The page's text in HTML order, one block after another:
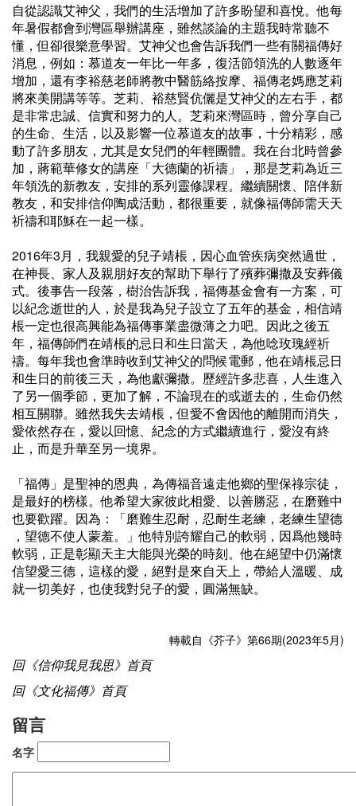
自從認識艾神父，我們的生活增加了許多盼望和喜悅。他每
年暑假都會到灣區舉辦講座，雖然談論的主題我時常聽不
懂，但卻很樂意學習。艾神父也會告訴我們一些有關福傳好
消息，例如：慕道友一年比一年多，復活節領洗的人數逐年
增加，還有李裕慈老師將教中醫筋絡按摩、福傳老媽應芝莉
將來美開講等等。芝莉、裕慈賢伉儷是艾神父的左右手，都
是非常忠誠、信實和努力的人。芝莉來灣區時，曾分享自己
的生命、生活，以及影響一位慕道友的故事，十分精彩，感
動了許多朋友，尤其是女兒們的年輕團體。我在台北時曾參
加，蔣範華修女的講座「大德蘭的祈禱」，那是芝莉為近三
年領洗的新教友，安排的系列靈修課程。繼續關懷、陪伴新
教友，和安排信仰陶成活動，都很重要，就像福傳師需天天
祈禱和耶穌在一起一樣。
2016年3月，我親愛的兒子靖棖，因心血管疾病突然過世，
在神長、家人及親朋好友的幫助下舉行了殯葬彌撒及安葬儀
式。後事告一段落，樹治告訴我，福傳基金會有一方案，可
以紀念逝世的人，於是我為兒子設立了五年的基金，相信靖
棖一定也很高興能為福傳事業盡微薄之力吧。因此之後五
年，福傳師們在靖棖的忌日和生日當天，為他唸玫瑰經祈
禱。每年我也會準時收到艾神父的問候電郵，他在靖棖忌日
和生日的前後三天，為他獻彌撒。歷經許多悲喜，人生進入
了另一個季節，更加了解，不論現在的或逝去的，生命仍然
相互關聯。雖然我失去靖棖，但愛不會因他的離開而消失，
愛依然存在，愛以回憶、紀念的方式繼續進行，愛沒有終
止，而是升華至另一境界。
「福傳」是聖神的恩典，為傳福音遠走他鄉的聖保祿宗徒，
是最好的榜樣。他希望大家彼此相愛、以善勝惡，在磨難中
也要歡躍。因為：「磨難生忍耐，忍耐生老練，老練生望德
，望德不使人蒙羞。」他特別誇耀自己的軟弱，因爲他幾時
軟弱，正是彰顯天主大能與光榮的時刻。他在絕望中仍滿懷
信望愛三德，這樣的愛，絕對是來自天上，帶給人溫暖、成
就一切美好，也使我對兒子的愛，圓滿無缺。
轉載自《芥子》第66期(2023年5月)
回《信仰我見我思》首頁
回《文化福傳》首頁
留言
名字